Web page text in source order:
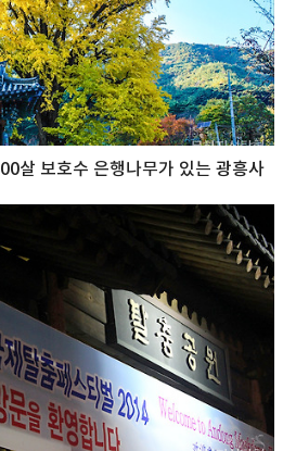
살 보호수 은행나무가 있는 광흥사